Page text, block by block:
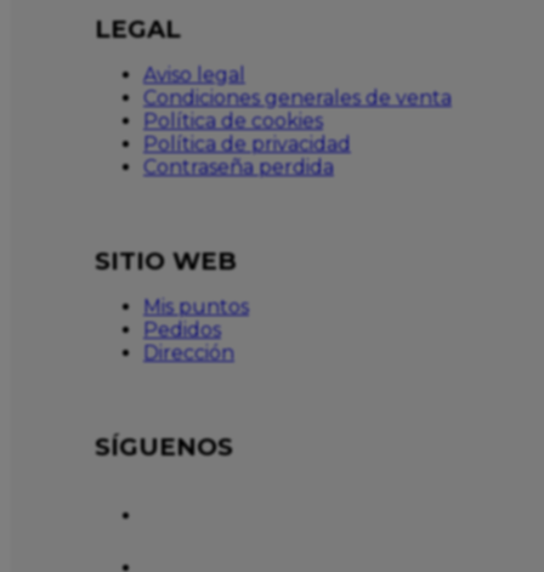
LEGAL
Aviso legal
Condiciones generales de venta
Política de cookies
Política de privacidad
Contraseña perdida
SITIO WEB
Mis puntos
Pedidos
Dirección
SÍGUENOS